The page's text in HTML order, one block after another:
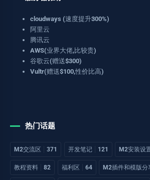
cloudways (速度提升300%)
阿里云
腾讯云
AWS(业界大佬,比较贵)
谷歌云(赠送$300)
Vultr(赠送$100,性价比高)
热门话题
M2交流区 371 开发笔记 121 M2安装设
教程资料 82 福利区 64 M2插件和模版分